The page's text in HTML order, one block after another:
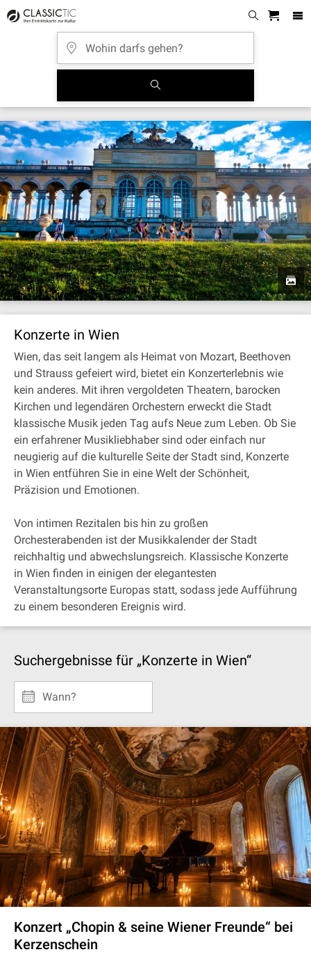
Konzerte in Wien
Wien, das seit langem als Heimat von Mozart, Beethoven
und Strauss gefeiert wird, bietet ein Konzerterlebnis wie
kein anderes. Mit ihren vergoldeten Theatern, barocken
Kirchen und legendären Orchestern erweckt die Stadt
klassische Musik jeden Tag aufs Neue zum Leben. Ob Sie
ein erfahrener Musikliebhaber sind oder einfach nur
neugierig auf die kulturelle Seite der Stadt sind, Konzerte
in Wien entführen Sie in eine Welt der Schönheit,
Präzision und Emotionen.
Von intimen Rezitalen bis hin zu großen
Orchesterabenden ist der Musikkalender der Stadt
reichhaltig und abwechslungsreich. Klassische Konzerte
in Wien finden in einigen der elegantesten
Veranstaltungsorte Europas statt, sodass jede Aufführung
zu einem besonderen Ereignis wird.
Suchergebnisse für „Konzerte in Wien“
Wann?
Konzert „Chopin & seine Wiener Freunde“ bei
Kerzenschein